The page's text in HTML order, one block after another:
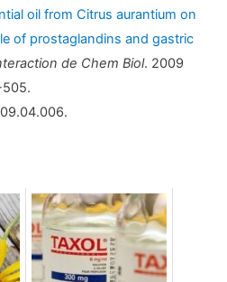
oil from Citrus aurantium on
of prostaglandins and gastric
de Chem Biol. 2009